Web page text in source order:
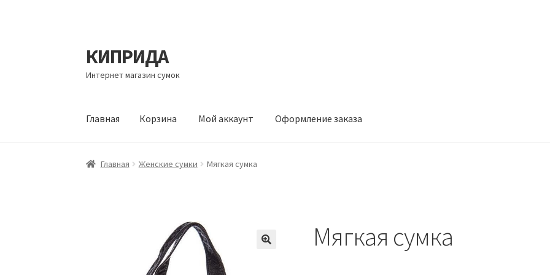
Перейти
к
навигации
Перейти
к
содержимому
КИПРИДА
Интернет магазин сумок
Главная Корзина Мой аккаунт Оформление заказа
Главная Корзина Мой аккаунт
Главная Женские сумки Мягкая сумка
Мягкая сумка